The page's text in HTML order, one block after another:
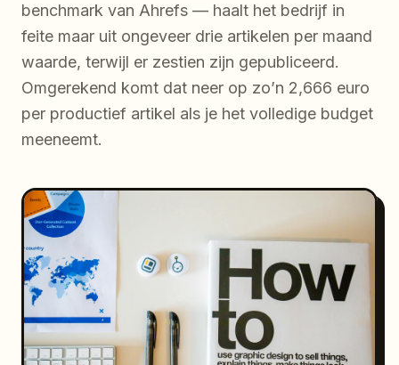
benchmark van Ahrefs — haalt het bedrijf in
feite maar uit ongeveer drie artikelen per maand
waarde, terwijl er zestien zijn gepubliceerd.
Omgerekend komt dat neer op zo’n 2,666 euro
per productief artikel als je het volledige budget
meeneemt.